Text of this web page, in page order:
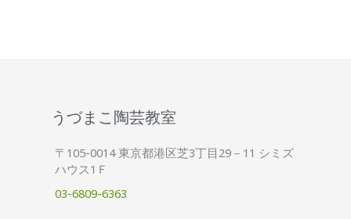
うづまこ陶芸教室
〒105-0014 東京都港区芝3丁目29－11 シミズ
ハウス1Ｆ
03-6809-6363